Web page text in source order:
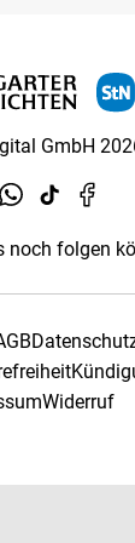
GmbH
noch folgen
Widerruf